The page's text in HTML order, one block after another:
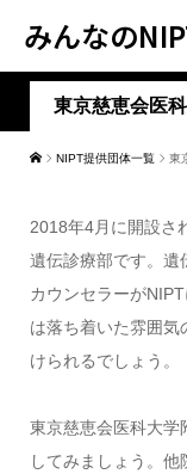
みんなの
東京慈恵会医
NIPT提供団体一覧 東
2018年4月に開設さ
遺伝診療部です。遺
カウンセラーが
は落ち着いた雰囲気
けられるでしょう。
東京慈恵会医科大学
してみましょう。